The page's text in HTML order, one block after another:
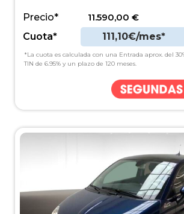
Precio* 11.590,00 €
Cuota*
111,10€/mes*
*La cuota es calculada con una Entrada aprox. del
TIN de 6.95% y un plazo de 120 meses.